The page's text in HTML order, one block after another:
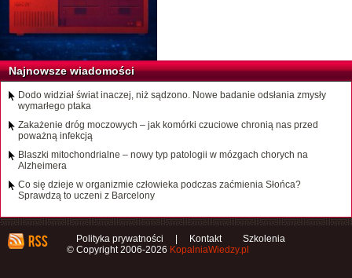
Najnowsze wiadomości
Dodo widział świat inaczej, niż sądzono. Nowe badanie odsłania zmysły
wymarłego ptaka
Zakażenie dróg moczowych – jak komórki czuciowe chronią nas przed
poważną infekcją
Blaszki mitochondrialne – nowy typ patologii w mózgach chorych na
Alzheimera
Co się dzieje w organizmie człowieka podczas zaćmienia Słońca?
Sprawdzą to uczeni z Barcelony
Polityka prywatności Kontakt
Szkolenia
© Copyright 2006-2026 KopalniaWiedzy.pl